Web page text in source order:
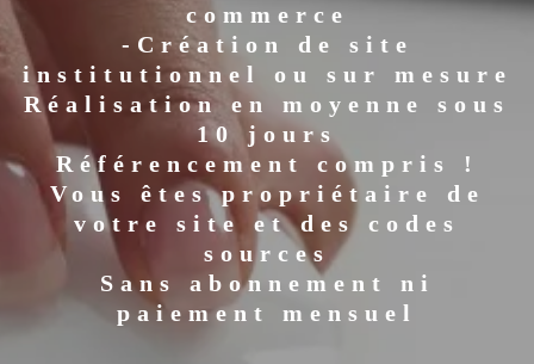
commerce
-Création de site
institutionnel ou sur mesure
Réalisation en moyenne sous
10 jours
Référencement compris !
Vous êtes propriétaire de
votre site et des codes
sources
Sans abonnement ni
paiement mensuel